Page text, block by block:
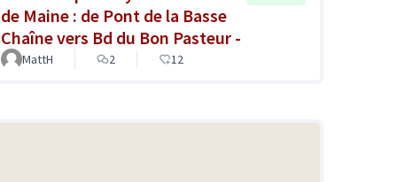
de Maine : de Pont de la Basse
Chaîne vers Bd du Bon Pasteur -
MattH 2 12